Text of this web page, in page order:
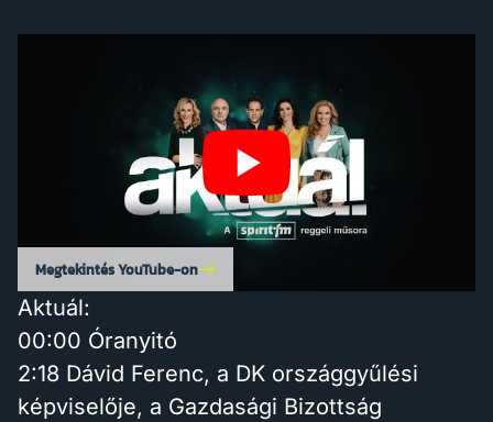
Megtekintés YouTube-on
Aktuál:
00:00 Óranyitó
2:18 Dávid Ferenc, a DK országgyűlési
képviselője, a Gazdasági Bizottság